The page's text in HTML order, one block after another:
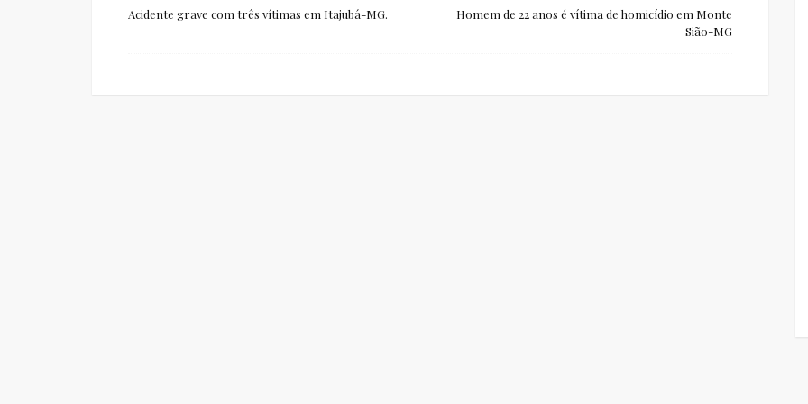
Homem de 22 anos é vítima de homicídio em Monte
Sião-MG
Acidente grave com três vítimas em Itajubá-MG.